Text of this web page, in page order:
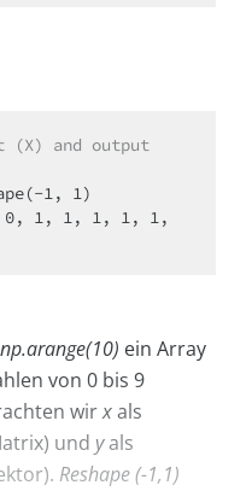
and output
1, 1)
0, 1, 1, 1, 1, 1,
np.arange(10) ein Array
von 0 bis 9
wirxals
und yals
Reshape (-1,1)